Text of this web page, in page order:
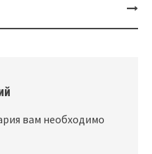
вам необходимо